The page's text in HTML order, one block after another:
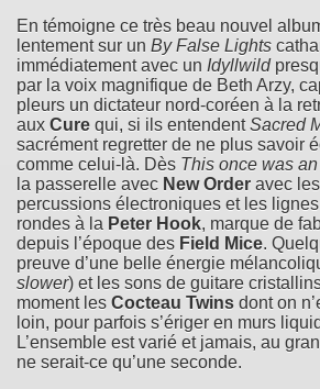
En témoigne ce très beau nouvel
lentement sur un By False Lights
immédiatement avec un Idyllwild
par la voix magnifique de Beth Arzy,
pleurs un dictateur nord-coréen à la
aux Cure qui, si ils entendentSacred
sacrément regretter de ne plus savoir
comme celui-là. Dès This once was
la passerelle avec New Order avec
percussions électroniques et les
rondes à la Peter Hook, marque de
depuis l’époque des Field Mice.
preuve d’une belle énergie
slower) et les sons de guitare
moment les Cocteau Twins dont on
loin, pour parfois s’ériger en murs
L’ensemble est varié et jamais, au
ne serait-ce qu’une seconde.